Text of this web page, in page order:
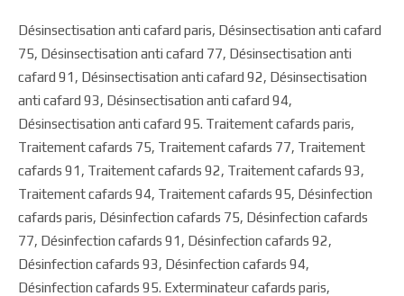
Désinsectisation anti cafard paris, Désinsectisation anti cafard
75, Désinsectisation anti cafard 77, Désinsectisation anti
cafard 91, Désinsectisation anti cafard 92, Désinsectisation
anti cafard 93, Désinsectisation anti cafard 94,
Désinsectisation anti cafard 95. Traitement cafards paris,
Traitement cafards 75, Traitement cafards 77, Traitement
cafards 91, Traitement cafards 92, Traitement cafards 93,
Traitement cafards 94, Traitement cafards 95, Désinfection
cafards paris, Désinfection cafards 75, Désinfection cafards
77, Désinfection cafards 91, Désinfection cafards 92,
Désinfection cafards 93, Désinfection cafards 94,
Désinfection cafards 95. Exterminateur cafards paris,